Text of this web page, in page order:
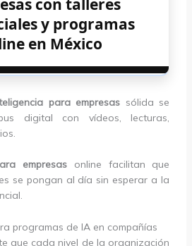
con talleres
y programas
en México
para empresas sólida se
digital con vídeos, lecturas,
empresasonline facilitan que
se pongan al día sin esperar a la
programas de IA en compañías
que cada nivel de la organización